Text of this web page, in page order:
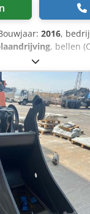
2016,
, bellen
* Case
/
gewicht:
11.604 * 3
informatie zonder